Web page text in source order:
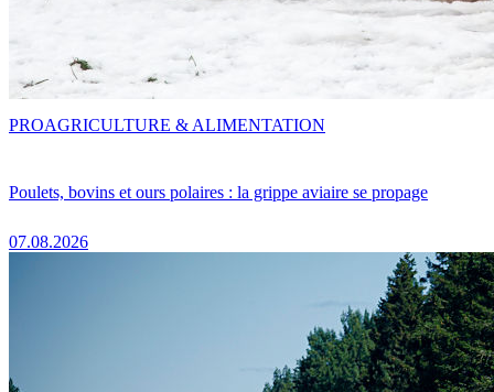
Poulets, bovins et ours polaires : la grippe aviaire se propage
07.08.2026
PROAGRICULTURE & ALIMENTATION